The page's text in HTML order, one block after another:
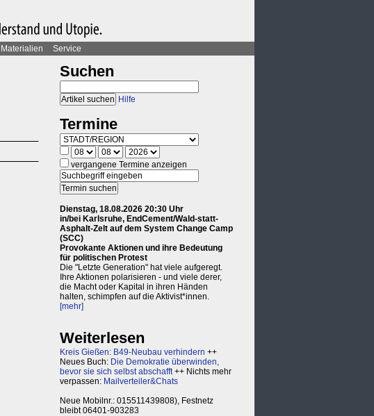
Materialien
Service
Suchen
Hilfe
Termine
vergangene Termine anzeigen
Dienstag, 18.08.2026 20:30 Uhr
in/bei Karlsruhe, EndCement/Wald-statt-
Asphalt-Zelt auf dem System Change Camp
(SCC)
Provokante Aktionen und ihre Bedeutung
für politischen Protest
Die "Letzte Generation" hat viele aufgeregt.
Ihre Aktionen polarisieren - und viele derer,
die Macht oder Kapital in ihren Händen
halten, schimpfen auf die Aktivist*innen.
[mehr]
Weiterlesen
Kreis Gießen: B49-Neubau verhindern ++
Neues Buch: Die Demokratie überwinden,
bevor sie sich selbst abschafft++ Nichts mehr
verpassen: Mailverteiler&Chats
Neue Mobilnr.: 015511439808), Festnetz
bleibt 06401-903283